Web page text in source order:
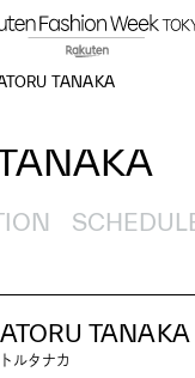
TANAKA
TANAKA
ルタナカ